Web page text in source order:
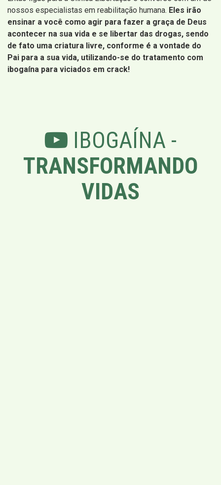
nossos especialistas em reabilitação humana. Eles irão
ensinar a você como agir para fazer a graça de Deus
acontecer na sua vida e se libertar das drogas, sendo
de fato uma criatura livre, conforme é a vontade do
Pai para a sua vida, utilizando-se do tratamento com
ibogaína para viciados em crack!
IBOGAÍNA -
TRANSFORMANDO
VIDAS